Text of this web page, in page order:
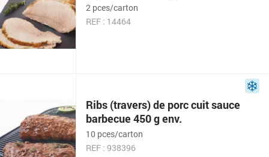
2 pces/carton
REF : 14464
Ribs (travers) de porc cuit sauce
barbecue 450 g env.
10 pces/carton
REF : 938396